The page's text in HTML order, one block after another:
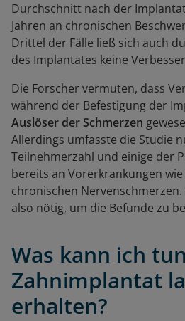
Durchschnitt nach der
Jahren an chronischen
Drittel der Fälle ließ sich auch
des Implantates keine
Die Forscher vermuten, dass
während der Befestigung der
Auslöser der Schmerzen
Allerdings umfasste die Studie
Teilnehmerzahl und einige der
bereits an Vorerkrankungen
chronischen
also nötig, um die Befunde zu
Was kann ich
Zahnimplantat
erhalten?